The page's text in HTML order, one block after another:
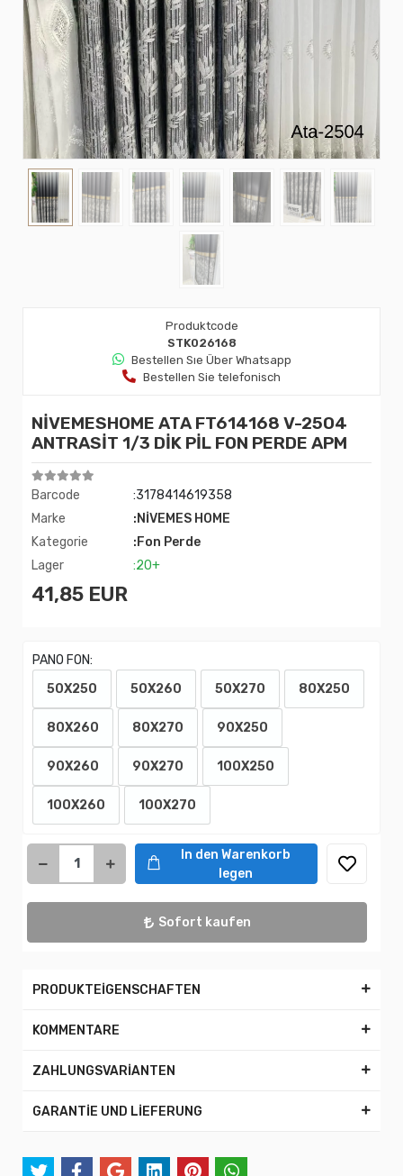
Produktcode
STK026168
Bestellen Sıe Über Whatsapp
Bestellen Sie telefonisch
NİVEMESHOME ATA FT614168 V-2504
ANTRASİT 1/3 DİK PİL FON PERDE APM
Barcode
:3178414619358
Marke
:NİVEMES HOME
Kategorie
:Fon Perde
Lager
:20+
41,85 EUR
PANO FON:
50X250
50X260 50X270 80X250
80X260 80X270 90X250
90X260 90X270 100X250
100X260 100X270
In den Warenkorb
legen
Sofort kaufen
PRODUKTEİGENSCHAFTEN
KOMMENTARE
ZAHLUNGSVARİANTEN
GARANTİE UND LİEFERUNG